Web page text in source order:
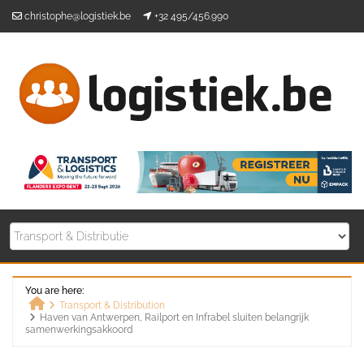
christophe@logistiek.be +32 495/456.990
You are here:
Home
Transport & Distribution
Haven van Antwerpen, Railport en Infrabel sluiten belangrijk
samenwerkingsakkoord